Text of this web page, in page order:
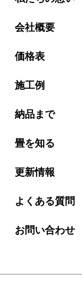
会社概要
価格表
施工例
納品まで
畳を知る
更新情報
よくある質問
お問い合わせ